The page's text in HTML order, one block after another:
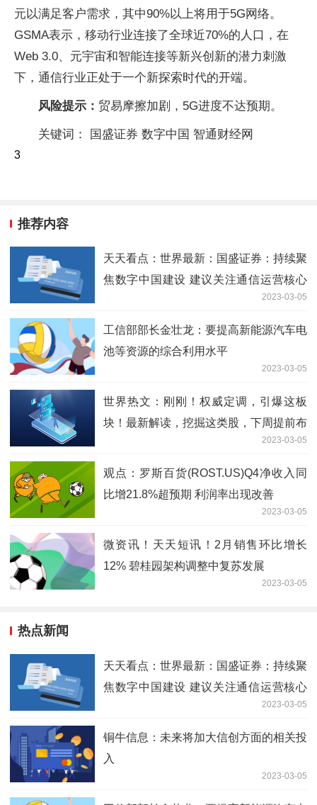
元以满足客户需求，其中90%以上将用于5G网络。
GSMA表示，移动行业连接了全球近70%的人口，在
Web 3.0、元宇宙和智能连接等新兴创新的潜力刺激
下，通信行业正处于一个新探索时代的开端。
风险提示： 贸易摩擦加剧，5G进度不达预期。
关键词： 国盛证券 数字中国 智通财经网
3
推荐内容
天天看点：世界最新：国盛证券：持续聚
焦数字中国建设 建议关注通信运营核心
2023-03-05
工信部部长金壮龙：要提高新能源汽车电
池等资源的综合利用水平
2023-03-05
世界热文：刚刚！权威定调，引爆这板
块！最新解读，挖掘这类股，下周提前布
2023-03-05
观点：罗斯百货(ROST.US)Q4净收入同
比增21.8%超预期 利润率出现改善
2023-03-05
微资讯！天天短讯！2月销售环比增长
12% 碧桂园架构调整中复苏发展
2023-03-05
热点新闻
天天看点：世界最新：国盛证券：持续聚
焦数字中国建设 建议关注通信运营核心
2023-03-05
铜牛信息：未来将加大信创方面的相关投
入
2023-03-05